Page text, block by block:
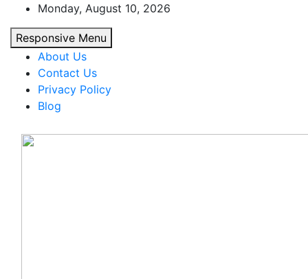
content
Monday, August 10, 2026
Responsive Menu
About Us
Contact Us
Privacy Policy
Blog